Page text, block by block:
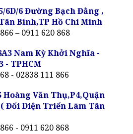
6D/6 Đường Bạch Đằng ,
Bình,TP Hồ Chí Minh
– 0911 620 868
Nam Kỳ Khởi Nghĩa -
- TPHCM
- 02838 111 866
Hoàng Văn Thụ,P4,Quận
Đối Diện Triển Lãm Tân
- 0911 620 868